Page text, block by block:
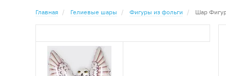
Главная Гелиевые шары Фигуры из фольги Шар